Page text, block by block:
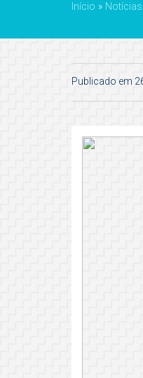
Início » Notícias
Publicado em